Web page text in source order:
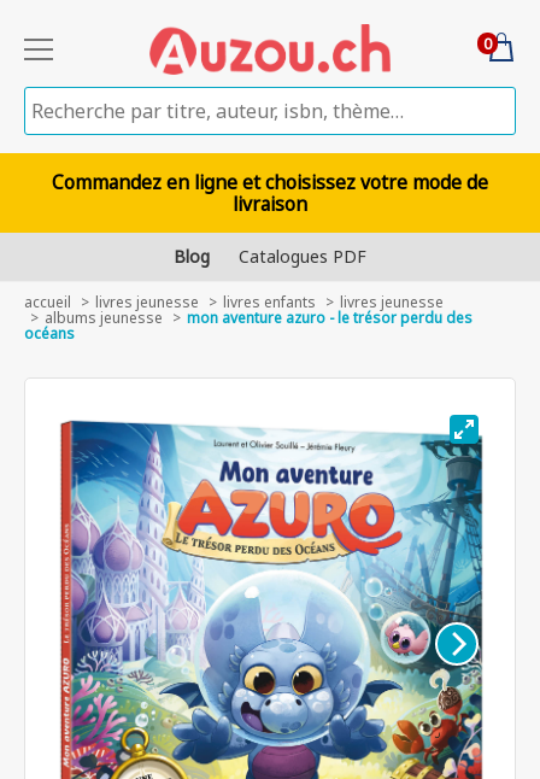
0
Commandez en ligne et choisissez votre mode de
livraison
Blog Catalogues PDF
accueil livres jeunesse livres enfants livres jeunesse
albums jeunesse mon aventure azuro - le trésor perdu des
océans